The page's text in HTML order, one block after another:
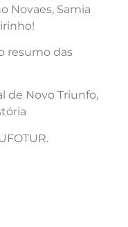
Novaes, Samia
resumo das
de Novo Triunfo,